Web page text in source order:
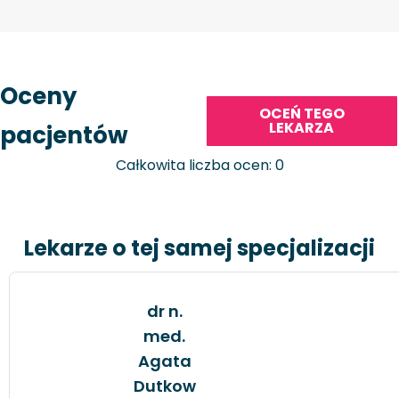
Oceny
pacjentów
OCEŃ TEGO
LEKARZA
Całkowita liczba ocen: 0
Lekarze o tej samej specjalizacji
dr n.
med.
Agata
Dutkow